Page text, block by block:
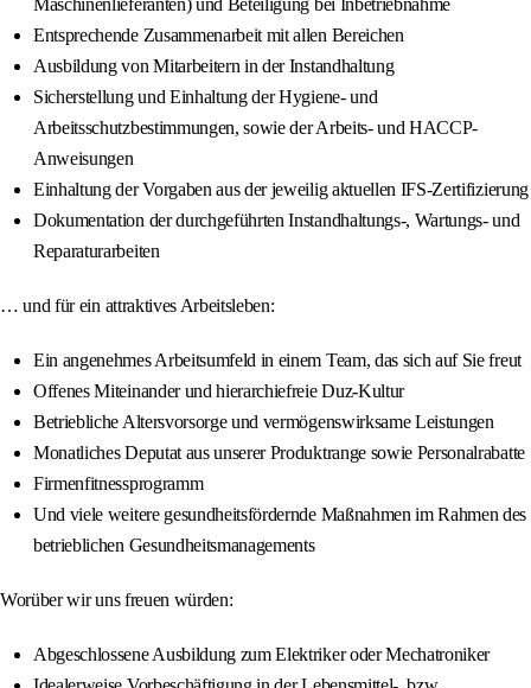
Maschinenlieferanten) und Beteiligung bei Inbetriebnahme
Entsprechende Zusammenarbeit mit allen Bereichen
Ausbildung von Mitarbeitern in der Instandhaltung
Sicherstellung und Einhaltung der Hygiene- und
Arbeitsschutzbestimmungen, sowie der Arbeits- und HACCP-
Anweisungen
Einhaltung der Vorgaben aus der jeweilig aktuellen IFS-Zertifizierung
Dokumentation der durchgeführten Instandhaltungs-, Wartungs- und
Reparaturarbeiten
… und für ein attraktives Arbeitsleben:
Ein angenehmes Arbeitsumfeld in einem Team, das sich auf Sie freut
Offenes Miteinander und hierarchiefreie Duz-Kultur
Betriebliche Altersvorsorge und vermögenswirksame Leistungen
Monatliches Deputat aus unserer Produktrange sowie Personalrabatte
Firmenfitnessprogramm
Und viele weitere gesundheitsfördernde Maßnahmen im Rahmen des
betrieblichen Gesundheitsmanagements
Worüber wir uns freuen würden:
Abgeschlossene Ausbildung zum Elektriker oder Mechatroniker